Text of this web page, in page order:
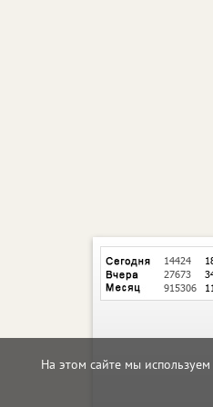
На этом сайте мы используем